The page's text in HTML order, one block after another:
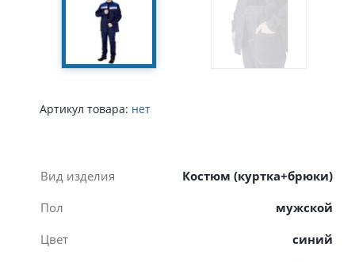
Артикул товара: нет
Вид изделия
Костюм (куртка+брюки)
Пол
мужской
Цвет
синий